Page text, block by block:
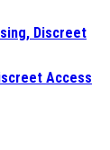
Discreet
Access